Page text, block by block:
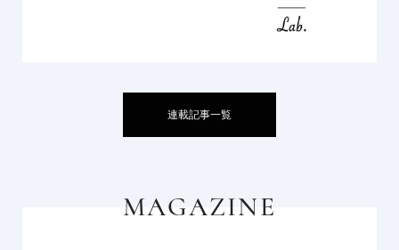
連載記事一覧
MAGAZINE